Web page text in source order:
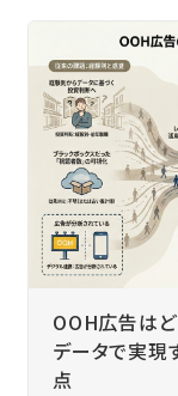
OOH広告はど
データで実現
点